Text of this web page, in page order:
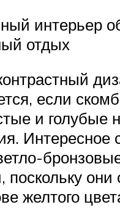
интерьер
отдых
если
и голубые
Интересное
поскольку
желтого